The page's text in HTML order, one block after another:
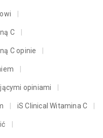
C
C opinie
opiniami
iS Clinical Witamina C